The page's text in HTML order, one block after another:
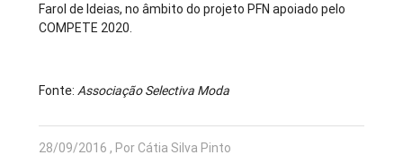
Farol de Ideias, no âmbito do projeto PFN apoiado pelo
COMPETE 2020.
Fonte:Associação Selectiva Moda
28/09/2016 , Por Cátia Silva Pinto